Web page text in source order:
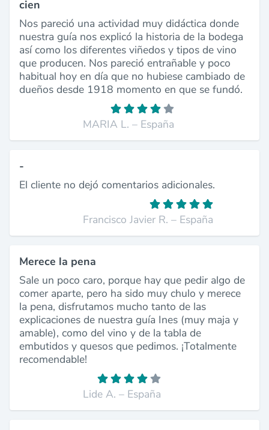
cien
Nos pareció una actividad muy didáctica donde
nuestra guía nos explicó la historia de la bodega
así como los diferentes viñedos y tipos de vino
que producen. Nos pareció entrañable y poco
habitual hoy en día que no hubiese cambiado de
dueños desde 1918 momento en que se fundó.
MARIA L. – España
-
El cliente no dejó comentarios adicionales.
Francisco Javier R. – España
Merece la pena
Sale un poco caro, porque hay que pedir algo de
comer aparte, pero ha sido muy chulo y merece
la pena, disfrutamos mucho tanto de las
explicaciones de nuestra guía Ines (muy maja y
amable), como del vino y de la tabla de
embutidos y quesos que pedimos. ¡Totalmente
recomendable!
Lide A. – España